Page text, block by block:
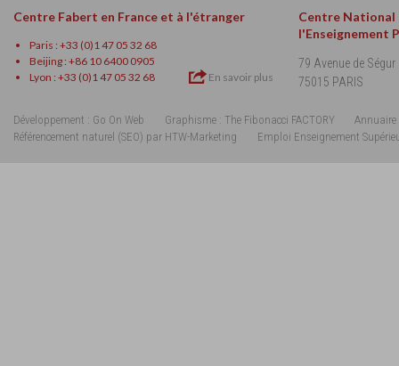
Centre Fabert en France et à l'étranger
Paris : +33 (0)1 47 05 32 68
Beijing : +86 10 6400 0905
Lyon : +33 (0)1 47 05 32 68
En savoir plus
Centre National
l'Enseignement
79 Avenue de Ségur
75015 PARIS
Développement : Go On Web Graphisme : The Fibonacci FACTORY
Annuaire
Référencement naturel (SEO) par HTW-Marketing
Emploi Enseignement